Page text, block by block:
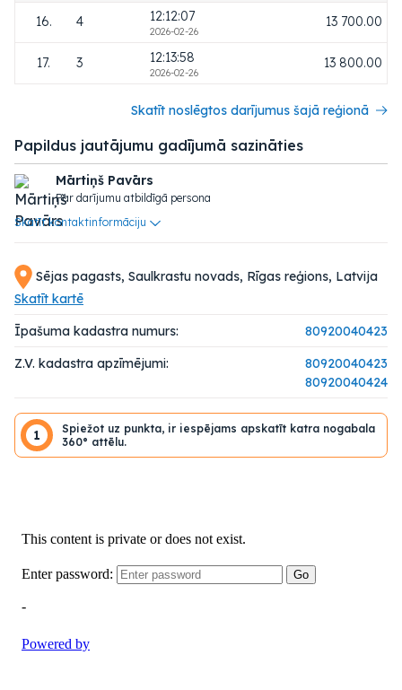
Sējas pagasts, Saulkrastu novads, Rīgas reģions, Latvija
Skatīt kartē
Īpašuma kadastra numurs:
80920040423
Z.V. kadastra apzīmējumi:
80920040423
80920040424
1
Spiežot uz punkta, ir iespējams apskatīt katra nogabala
360° attēlu.
16. 4 12:12:07
2026-02-26
13 700.00
17. 3 12:13:58
2026-02-26
13 800.00
Skatīt noslēgtos darījumus šajā reģionā
Papildus jautājumu gadījumā sazināties
Mārtiņš Pavārs
Par darījumu atbildīgā persona
Skatīt kontaktinformāciju